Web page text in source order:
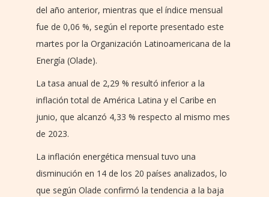
del año anterior, mientras que el índice mensual
fue de 0,06 %, según el reporte presentado este
martes por la Organización Latinoamericana de la
Energía (Olade).
La tasa anual de 2,29 % resultó inferior a la
inflación total de América Latina y el Caribe en
junio, que alcanzó 4,33 % respecto al mismo mes
de 2023.
La inflación energética mensual tuvo una
disminución en 14 de los 20 países analizados, lo
que según Olade confirmó la tendencia a la baja